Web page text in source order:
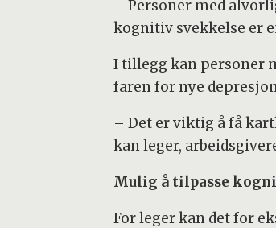
– Personer med
kognitiv svekkelse er
I tillegg kan personer
faren for nye
– Det er viktig å få
kan leger,
Mulig å tilpasse
For leger kan det for